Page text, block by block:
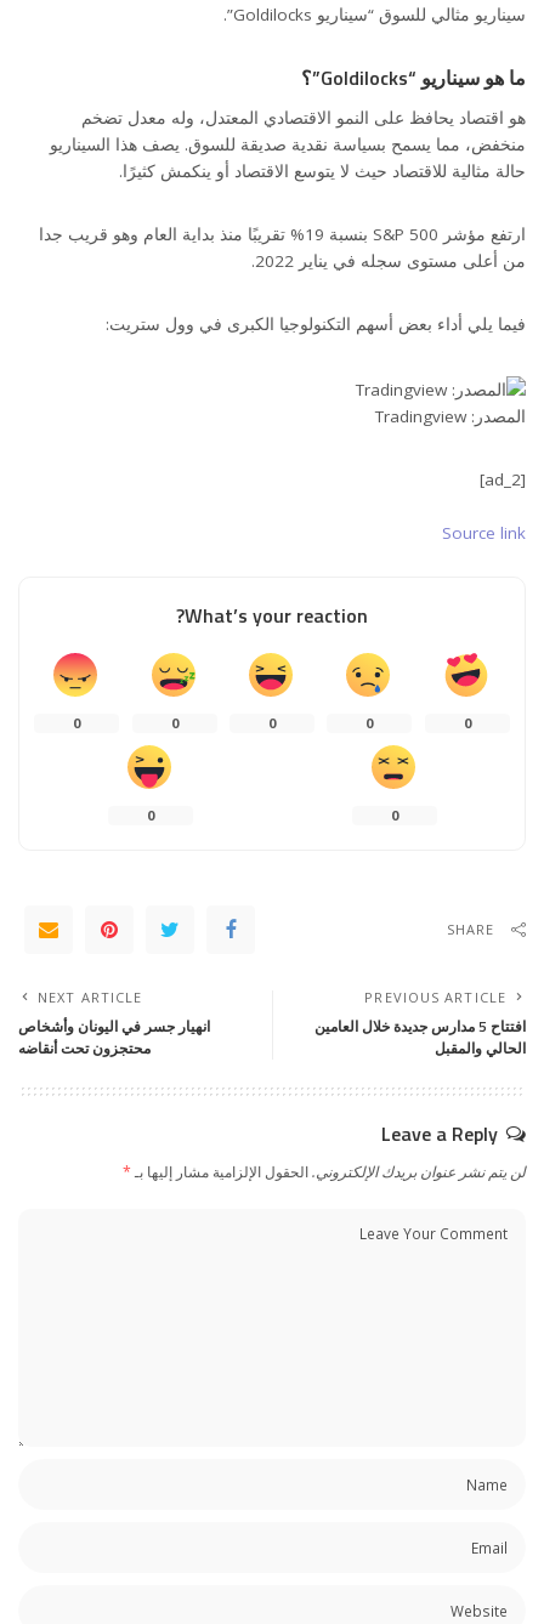
سيناريو مثالي للسوق “سيناريو Goldilocks”.
ما هو سيناريو “Goldilocks”؟
هو اقتصاد يحافظ على النمو الاقتصادي المعتدل، وله معدل تضخم
منخفض، مما يسمح بسياسة نقدية صديقة للسوق. يصف هذا السيناريو
حالة مثالية للاقتصاد حيث لا يتوسع الاقتصاد أو ينكمش كثيرًا.
ارتفع مؤشر S&P 500 بنسبة 19% تقريبًا منذ بداية العام وهو قريب جدا
من أعلى مستوى سجله في يناير 2022.
فيما يلي أداء بعض أسهم التكنولوجيا الكبرى في وول ستريت:
المصدر: Tradingview
[ad_2]
Source link
What’s your reaction?
0
0
0
0
0
0
0
SHARE
PREVIOUS ARTICLE
افتتاح 5 مدارس جديدة خلال العامين
الحالي والمقبل
NEXT ARTICLE
انهيار جسر في اليونان وأشخاص
محتجزون تحت أنقاضه
Leave a Reply
لن يتم نشر عنوان بريدك الإلكتروني.الحقول الإلزامية مشار إليها بـ*